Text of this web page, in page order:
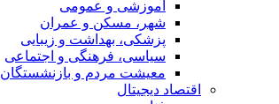
آموزشی و عمومی
شهر، مسکن و عمران
پزشکی، بهداشت و زیبایی
سیاسی، فرهنگی و اجتماعی
معیشت مردم و بازنشستگان
اقتصاد دیجیتال